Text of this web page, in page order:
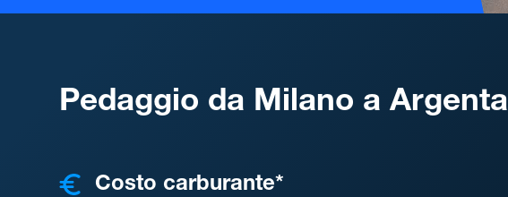
Pedaggio da Milano a Argenta
Costo carburante*